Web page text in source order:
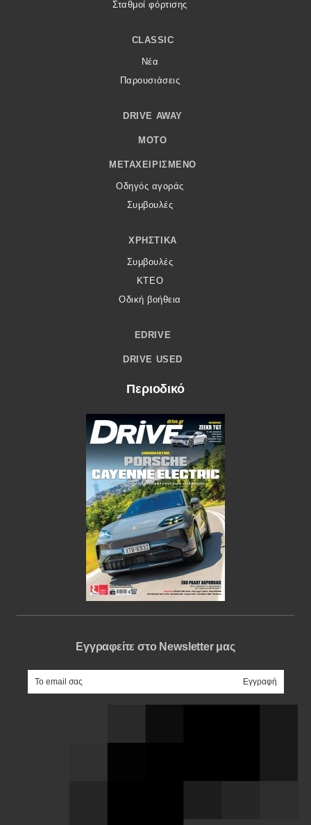
Σταθμοί φόρτισης
CLASSIC
Νέα
Παρουσιάσεις
DRIVE AWAY
MOTO
ΜΕΤΑΧΕΙΡΙΣΜΈΝΟ
Οδηγός αγοράς
Συμβουλές
ΧΡΗΣΤΙΚΆ
Συμβουλές
ΚΤΕΟ
Οδική βοήθεια
EDRIVE
DRIVE USED
Περιοδικό
Εγγραφείτε στο Newsletter μας
e-mail